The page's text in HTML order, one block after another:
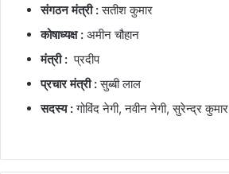
संगठन मंत्री :सतीश कुमार
कोषाध्यक्ष : अमीन चौहान
मंत्री : प्रदीप
प्रचार मंत्री :सुब्बी लाल
सदस्य :गोविंद नेगी, नवीन नेगी, सुरेन्द्र कुमार